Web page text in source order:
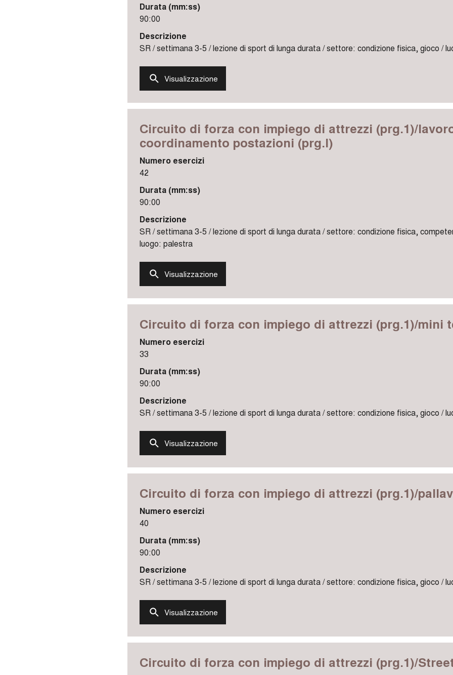
Durata (mm:ss)
90:00
Descrizione
SR / settimana 3-5 / lezione di sport di lunga durata / settore: condizione fisica, gioco /
Visualizzazione
Circuito di forza con impiego di attrezzi (prg.1)/
coordinamento postazioni (prg.I)
Numero esercizi
42
Durata (mm:ss)
90:00
Descrizione
SR / settimana 3-5 / lezione di sport di lunga durata / settore: condizione fisica,
luogo: palestra
Visualizzazione
Circuito di forza con impiego di attrezzi (prg.1)/mini
Numero esercizi
33
Durata (mm:ss)
90:00
Descrizione
SR / settimana 3-5 / lezione di sport di lunga durata / settore: condizione fisica, gioco /
Visualizzazione
Circuito di forza con impiego di attrezzi (prg.1)/
Numero esercizi
40
Durata (mm:ss)
90:00
Descrizione
SR / settimana 3-5 / lezione di sport di lunga durata / settore: condizione fisica, gioco /
Visualizzazione
Circuito di forza con impiego di attrezzi (prg.1)/